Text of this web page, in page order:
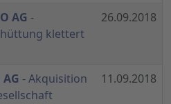
AG -
klettert
26.09.2018
- Akquisition
11.09.2018